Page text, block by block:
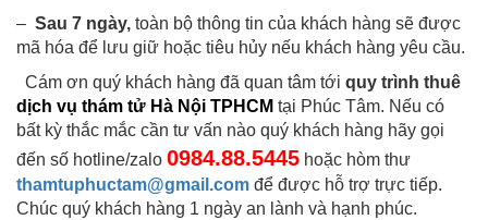
– Sau 7 ngày, toàn bộ thông tin của khách hàng sẽ được
mã hóa để lưu giữ hoặc tiêu hủy nếu khách hàng yêu cầu.
Cám ơn quý khách hàng đã quan tâm tới quy trình thuê
dịch vụ thám tử Hà Nội TPHCM tại Phúc Tâm. Nếu có
bất kỳ thắc mắc cần tư vấn nào quý khách hàng hãy gọi
đến số hotline/zalo 0984.88.5445 hoặc hòm thư
thamtuphuctam@gmail.com để được hỗ trợ trực tiếp.
Chúc quý khách hàng 1 ngày an lành và hạnh phúc.